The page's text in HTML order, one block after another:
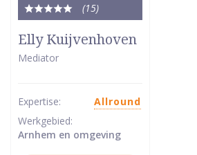
(15)
Totale
waardering:
5
van
Elly Kuijvenhoven
Mediator
Expertise:
Allround
Werkgebied:
Arnhem en omgeving